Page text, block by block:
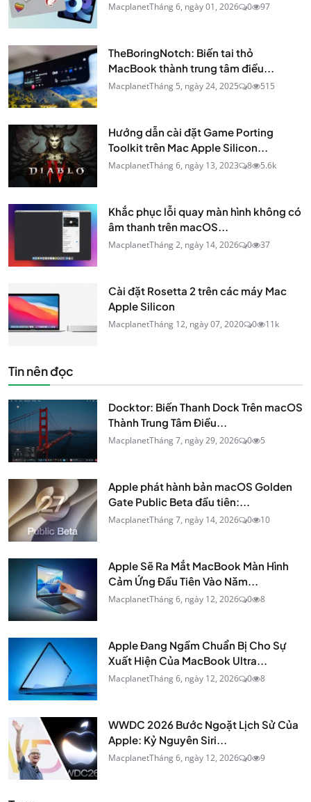
MacplanetTháng 6, ngày 01, 2026 0 97
TheBoringNotch: Biến tai thỏ
MacBook thành trung tâm điều...
MacplanetTháng 5, ngày 24, 2025 0 515
Hướng dẫn cài đặt Game Porting
Toolkit trên Mac Apple Silicon...
MacplanetTháng 6, ngày 13, 2023 8 5.6k
Khắc phục lỗi quay màn hình không có
âm thanh trên macOS...
MacplanetTháng 2, ngày 14, 2026 0 37
Cài đặt Rosetta 2 trên các máy Mac
Apple Silicon
MacplanetTháng 12, ngày 07, 2020 0 11k
Tin nên đọc
Docktor: Biến Thanh Dock Trên macOS
Thành Trung Tâm Điều...
MacplanetTháng 7, ngày 29, 2026 0 5
Apple phát hành bản macOS Golden
Gate Public Beta đầu tiên:...
MacplanetTháng 7, ngày 14, 2026 0 10
Apple Sẽ Ra Mắt MacBook Màn Hình
Cảm Ứng Đầu Tiên Vào Năm...
MacplanetTháng 6, ngày 12, 2026 0 8
Apple Đang Ngầm Chuẩn Bị Cho Sự
Xuất Hiện Của MacBook Ultra...
MacplanetTháng 6, ngày 12, 2026 0 8
WWDC 2026 Bước Ngoặt Lịch Sử Của
Apple: Kỷ Nguyên Siri...
MacplanetTháng 6, ngày 12, 2026 0 9